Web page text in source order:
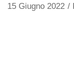
15 Giugno 2022 /